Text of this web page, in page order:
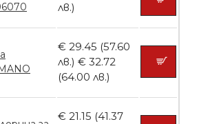
БЕЗПЛАТНО
Пила тип ренде 2в1
лв.)
€ 29.45 (57.60
лв.) € 32.72
(64.00 лв.)
€ 21.15 (41.37